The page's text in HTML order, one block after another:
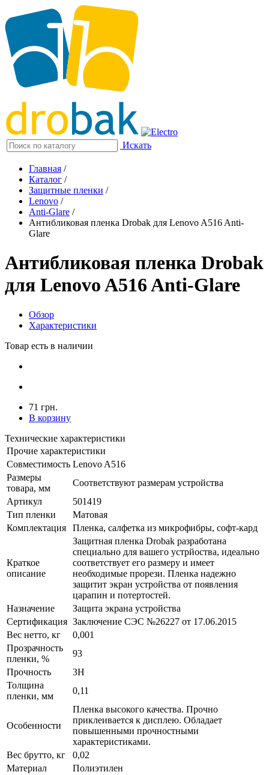
Искать
Главная /
Каталог /
Защитные пленки /
Lenovo /
Anti-Glare /
Антибликовая пленка Drobak для Lenovo A516 Anti-
Glare
Антибликовая пленка Drobak
для Lenovo A516 Anti-Glare
Обзор
Характеристики
Товар есть в наличии
71 грн.
В корзину
Технические характеристики
Прочие характеристики
Совместимость Lenovo A516
Размеры
товара, мм
Соответствуют размерам устройства
Артикул
501419
Тип пленки
Матовая
Комплектация
Пленка, салфетка из микрофибры, софт-кард
Краткое
описание
Защитная пленка Drobak разработана
специально для вашего устрйоства, идеально
соответствует его размеру и имеет
необходимые прорези. Пленка надежно
защитит экран устройства от появления
царапин и потертостей.
Назначение
Защита экрана устройства
Сертификация Заключение СЭС №26227 от 17.06.2015
Вес нетто, кг
0,001
Прозрачность
пленки, %
93
Прочность
3H
Толщина
пленки, мм
0,11
Особенности
Пленка высокого качества. Прочно
приклеивается к дисплею. Обладает
повышенными прочностными
характеристиками.
Вес брутто, кг
0,02
Материал
Полиэтилен